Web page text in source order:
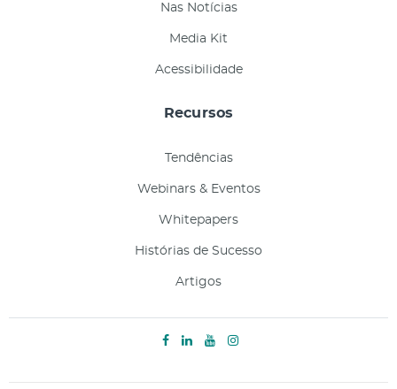
Nas Notícias
Media Kit
Acessibilidade
Recursos
Tendências
Webinars & Eventos
Whitepapers
Histórias de Sucesso
Artigos